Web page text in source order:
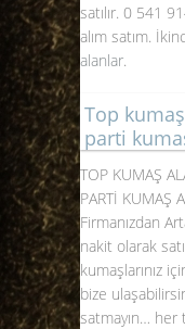
satılır. 0 541
alım satım.
alanlar.
Top
parti
TOP KUMAŞ
PARTİ KUMAŞ
Firmanızdan
nakit olarak
kumaşlarınız
bize
satmayın… her